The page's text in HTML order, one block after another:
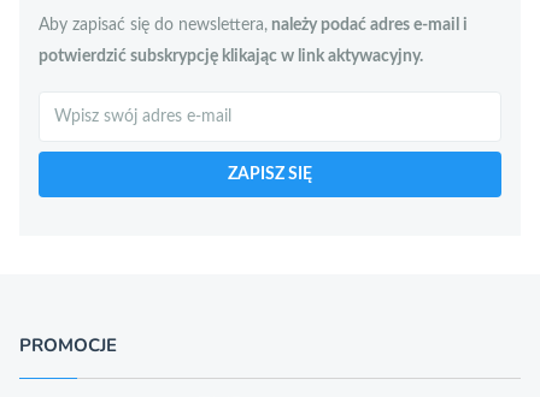
Aby zapisać się do newslettera, należy podać adres e-mail i
potwierdzić subskrypcję klikając w link aktywacyjny.
Szukaj
ZAPISZ SIĘ
PROMOCJE